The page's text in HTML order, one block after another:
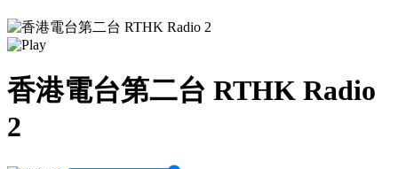
香港電台第二台 RTHK Radio
2